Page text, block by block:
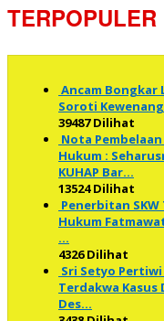
TERPOPULER
Ancam Bongkar
Soroti
39487 Dilihat
Nota Pembelaan
Hukum :
KUHAP Bar…
13524 Dilihat
Penerbitan
Hukum
…
4326 Dilihat
Sri Setyo
Terdakwa Kasus
Des…